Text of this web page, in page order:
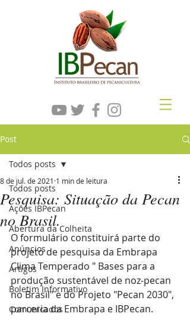
Post
Todos posts
Ações IBPecan
Abertura da Colheita
Anúncios
Artigos
Boletim Informativo
Comunicados
Todos posts
Pesquisa: Situação da Pecan
no Brasil.
8 de jul. de 2021 1 min de leitura
O formulário constituirá parte do
projeto de pesquisa da Embrapa
Clima Temperado " Bases para a
produção sustentável de noz-pecan
no Brasil" e do Projeto "Pecan 2030",
parceria da Embrapa e IBPecan.